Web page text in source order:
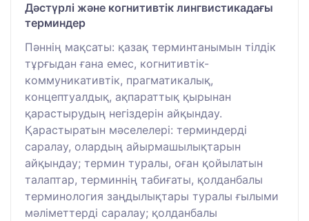
Дәстүрлі және когнитивтік лингвистикадағы
терминдер
Пәннің мақсаты: қазақ терминтанымын тілдік
тұрғыдан ғана емес, когнитивтік-
коммуникативтік, прагматикалық,
концептуалдық, ақпараттық қырынан
қарастырудың негіздерін айқындау.
Қарастыратын мәселелері: терминдерді
саралау, олардың айырмашылықтарын
айқындау; термин туралы, оған қойылатын
талаптар, терминнің табиғаты, қолданбалы
терминология заңдылықтары туралы ғылыми
мәліметтерді саралау; қолданбалы